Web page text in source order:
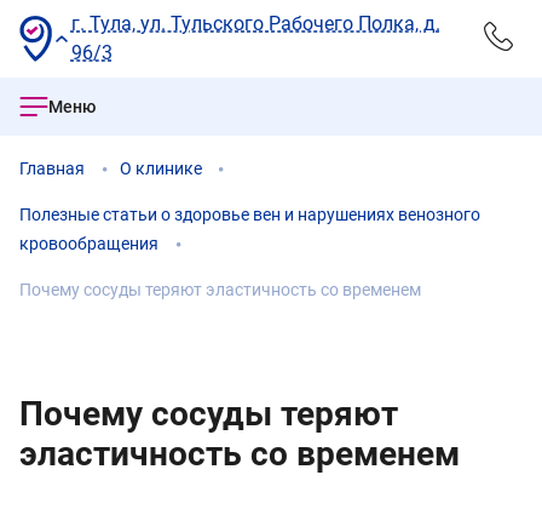
г. Тула, ул. Тульского Рабочего Полка, д.
96/3
Меню
Главная О клинике
Полезные статьи о здоровье вен и нарушениях венозного
кровообращения
Почему сосуды теряют эластичность со временем
Почему сосуды теряют
эластичность со временем